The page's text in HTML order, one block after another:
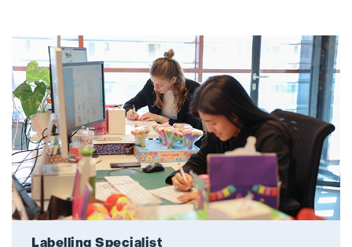
Labelling Specialist